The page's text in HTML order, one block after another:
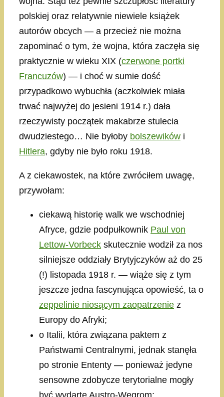
polskiej oraz relatywnie niewiele książek
autorów obcych — a przecież nie można
zapominać o tym, że wojna, która zaczęła się
praktycznie w wieku XIX (czerwone portki
Francuzów) — i choć w sumie dość
przypadkowo wybuchła (aczkolwiek miała
trwać najwyżej do jesieni 1914 r.) dała
rzeczywisty początek makabrze stulecia
dwudziestego… Nie byłoby bolszewików i
Hitlera, gdyby nie było roku 1918.
A z ciekawostek, na które zwróciłem uwagę,
przywołam:
ciekawą historię walk we wschodniej
Afryce, gdzie podpułkownik Paul von
Lettow-Vorbeck skutecznie wodził za nos
silniejsze oddziały Brytyjczyków aż do 25
(!) listopada 1918 r. — wiąże się z tym
jeszcze jedna fascynująca opowieść, ta o
zeppelinie niosącym zaopatrzenie z
Europy do Afryki;
o Italii, która związana paktem z
Państwami Centralnymi, jednak stanęła
po stronie Ententy — ponieważ jedyne
sensowne zdobycze terytorialne mogły